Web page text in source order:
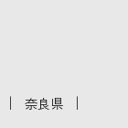
｜ 奈良県 ｜